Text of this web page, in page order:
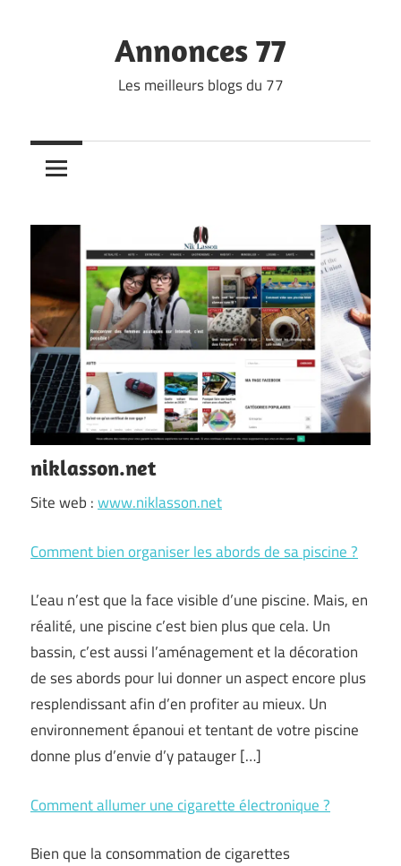
Annonces 77
Les meilleurs blogs du 77
niklasson.net
Site web :www.niklasson.net
Comment bien organiser les abords de sa piscine ?
L’eau n’est que la face visible d’une piscine. Mais, en
réalité, une piscine c’est bien plus que cela. Un
bassin, c’est aussi l’aménagement et la décoration
de ses abords pour lui donner un aspect encore plus
resplendissant afin d’en profiter au mieux. Un
environnement épanoui et tentant de votre piscine
donne plus d’envie d’y patauger […]
Comment allumer une cigarette électronique ?
Bien que la consommation de cigarettes